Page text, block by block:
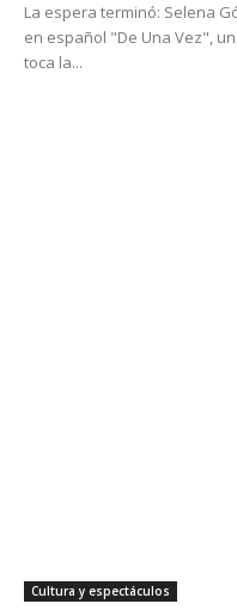
La espera terminó: Selena
en español "De Una Vez",
toca la...
Cultura y espectáculos